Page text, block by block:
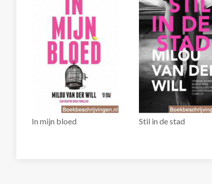
In mijn bloed Stil in de stad